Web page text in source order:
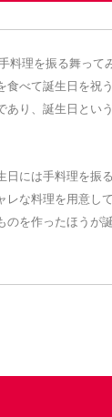
料理を振る舞って
食べて誕生日を祝
あり、誕生日とい
には手料理を振
な料理を用意し
のを作ったほうが